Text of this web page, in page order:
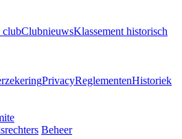
clubClubnieuwsKlassement historisch
PrivacyReglementenHistoriek
Beheer